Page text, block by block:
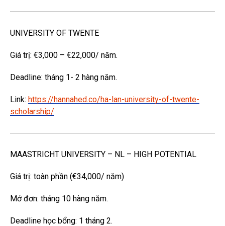
UNIVERSITY OF TWENTE
Giá trị: €3,000 – €22,000/ năm.
Deadline: tháng 1- 2 hàng năm.
Link: https://hannahed.co/ha-lan-university-of-twente-
scholarship/
MAASTRICHT UNIVERSITY – NL – HIGH POTENTIAL
Giá trị: toàn phần (€34,000/ năm)
Mở đơn: tháng 10 hàng năm.
Deadline học bổng: 1 tháng 2.